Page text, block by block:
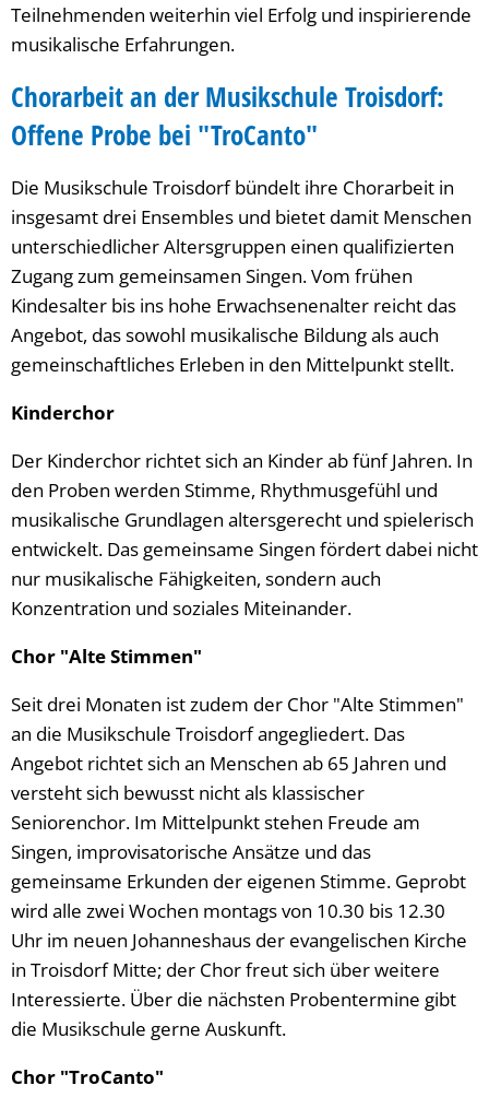
Teilnehmenden weiterhin viel Erfolg und inspirierende
musikalische Erfahrungen.
Chorarbeit an der Musikschule Troisdorf:
Offene Probe bei "TroCanto"
Die Musikschule Troisdorf bündelt ihre Chorarbeit in
insgesamt drei Ensembles und bietet damit Menschen
unterschiedlicher Altersgruppen einen qualifizierten
Zugang zum gemeinsamen Singen. Vom frühen
Kindesalter bis ins hohe Erwachsenenalter reicht das
Angebot, das sowohl musikalische Bildung als auch
gemeinschaftliches Erleben in den Mittelpunkt stellt.
Kinderchor
Der Kinderchor richtet sich an Kinder ab fünf Jahren. In
den Proben werden Stimme, Rhythmusgefühl und
musikalische Grundlagen altersgerecht und spielerisch
entwickelt. Das gemeinsame Singen fördert dabei nicht
nur musikalische Fähigkeiten, sondern auch
Konzentration und soziales Miteinander.
Chor "Alte Stimmen"
Seit drei Monaten ist zudem der Chor "Alte Stimmen"
an die Musikschule Troisdorf angegliedert. Das
Angebot richtet sich an Menschen ab 65 Jahren und
versteht sich bewusst nicht als klassischer
Seniorenchor. Im Mittelpunkt stehen Freude am
Singen, improvisatorische Ansätze und das
gemeinsame Erkunden der eigenen Stimme. Geprobt
wird alle zwei Wochen montags von 10.30 bis 12.30
Uhr im neuen Johanneshaus der evangelischen Kirche
in Troisdorf Mitte; der Chor freut sich über weitere
Interessierte. Über die nächsten Probentermine gibt
die Musikschule gerne Auskunft.
Chor "TroCanto"